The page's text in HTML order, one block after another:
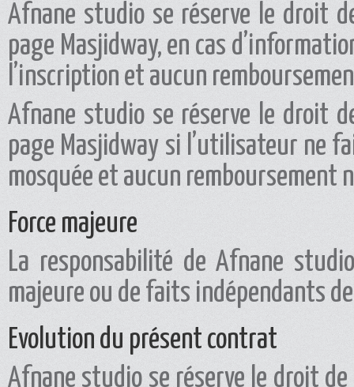
Afnane studio se réserve le droit
page Masjidway, en cas
l’inscription et aucun
Afnane studio se réserve le droit
page Masjidway si l’utilisateur ne
mosquée et aucun remboursement
Force majeure
La responsabilité de Afnane
majeure ou de faits indépendants
Evolution du présent contrat
Afnane studio se réserve le droit